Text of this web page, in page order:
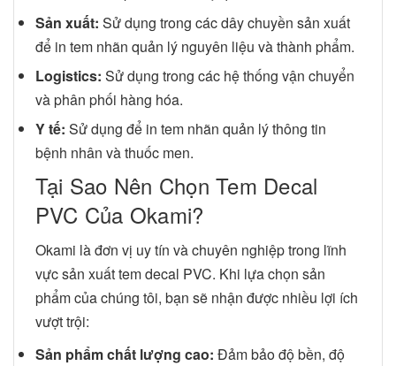
Sản xuất: Sử dụng trong các dây chuyền sản xuất
để in tem nhãn quản lý nguyên liệu và thành phẩm.
Logistics: Sử dụng trong các hệ thống vận chuyển
và phân phối hàng hóa.
Y tế: Sử dụng để in tem nhãn quản lý thông tin
bệnh nhân và thuốc men.
Tại Sao Nên Chọn Tem Decal
PVC Của Okami?
Okami là đơn vị uy tín và chuyên nghiệp trong lĩnh
vực sản xuất tem decal PVC. Khi lựa chọn sản
phẩm của chúng tôi, bạn sẽ nhận được nhiều lợi ích
vượt trội:
Sản phẩm chất lượng cao: Đảm bảo độ bền, độ